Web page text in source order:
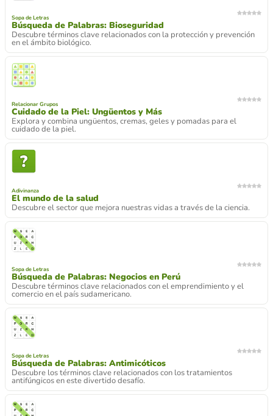
Sopa de Letras
Búsqueda de Palabras: Bioseguridad
Descubre términos clave relacionados con la protección y prevención
en el ámbito biológico.
Relacionar Grupos
Cuidado de la Piel: Ungüentos y Más
Explora y combina ungüentos, cremas, geles y pomadas para el
cuidado de la piel.
Adivinanza
El mundo de la salud
Descubre el sector que mejora nuestras vidas a través de la ciencia.
Sopa de Letras
Búsqueda de Palabras: Negocios en Perú
Descubre términos clave relacionados con el emprendimiento y el
comercio en el país sudamericano.
Sopa de Letras
Búsqueda de Palabras: Antimicóticos
Descubre los términos clave relacionados con los tratamientos
antifúngicos en este divertido desafío.